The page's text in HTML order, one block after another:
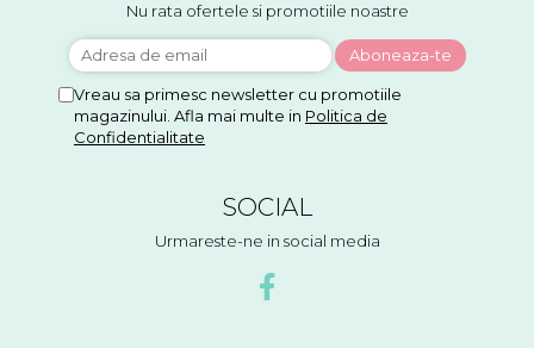
Nu rata ofertele si promotiile noastre
Vreau sa primesc newsletter cu promotiile
magazinului. Afla mai multe in Politica de
Confidentialitate
SOCIAL
Urmareste-ne in social media